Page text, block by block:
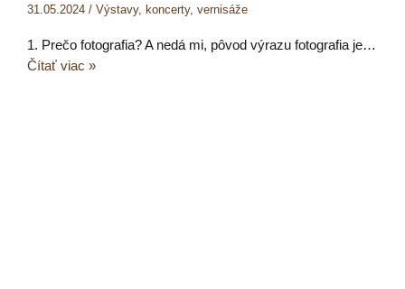
31.05.2024 / Výstavy, koncerty, vernisáže
1. Prečo fotografia? A nedá mi, pôvod výrazu fotografia je…
Čítať viac »